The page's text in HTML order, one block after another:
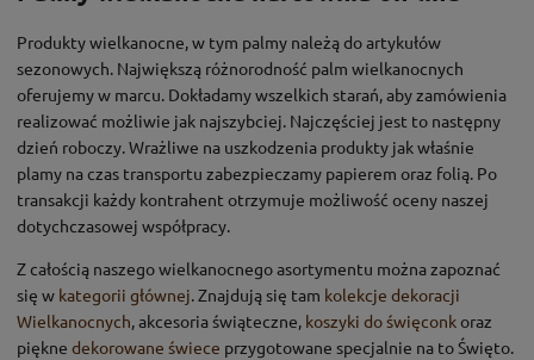
Produkty wielkanocne, w tym palmy należą do artykułów
sezonowych. Największą różnorodność palm wielkanocnych
oferujemy w marcu. Dokładamy wszelkich starań, aby zamówienia
realizować możliwie jak najszybciej. Najczęściej jest to następny
dzień roboczy. Wrażliwe na uszkodzenia produkty jak właśnie
plamy na czas transportu zabezpieczamy papierem oraz folią. Po
transakcji każdy kontrahent otrzymuje możliwość oceny naszej
dotychczasowej współpracy.
Z całością naszego wielkanocnego asortymentu można zapoznać
się w kategorii głównej. Znajdują się tam kolekcje dekoracji
Wielkanocnych, akcesoria świąteczne, koszyki do święconkoraz
piękne dekorowane świece przygotowane specjalnie na to Święto.